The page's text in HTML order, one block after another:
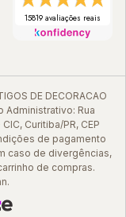
15819 avaliações reais
DE DECORACAO
Administrativo: Rua
Curitiba/PR, CEP
de pagamento
caso de divergências,
de compras.